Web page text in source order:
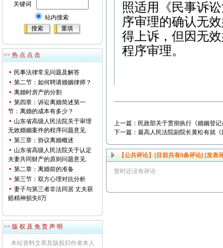
关键词
站内搜索
>> 热 点 点 击
民事法律常见问题及解答
第二节：如何聘请婚姻律师？
离婚时房产的分割
第四章：诉讼离婚简述第一
节：离婚的成本有多少？
山东省高级人民法院关于审理
无效婚姻案件的程序问题意见
第三章：协议离婚概述
山东省高级人民法院关于认定
夫妻共同财产的原则问题意见
第二章：离婚前的准备
第三节：双方心理对抗分析
妻子与第三者非法同居 丈夫获
赔精神损失8万
>> 版 权 及 免 责 声 明
本站资料文章其版权归作者本人
照适用《民事诉
序审理的确认无
得上诉，但因无
程序审理。
上一篇： 民政部关于贯彻执行《婚姻登
下一篇： 最高人民法院副院长黄松有就
【公共评论】[目前共有0条评论] [发表
暂时还没有评论